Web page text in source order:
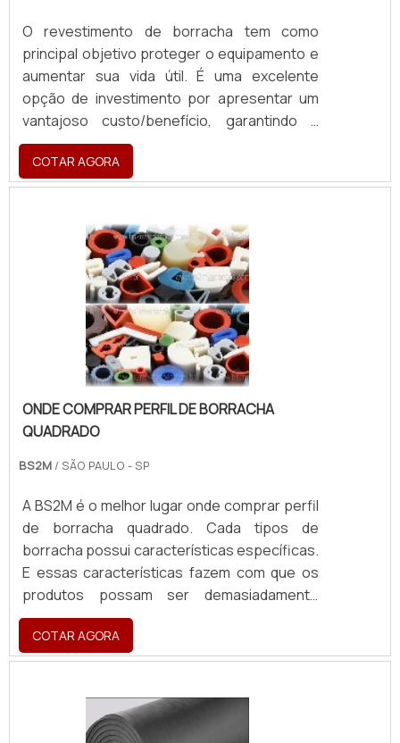
O revestimento de borracha tem como
principal objetivo proteger o equipamento e
aumentar sua vida útil. É uma excelente
opção de investimento por apresentar um
vantajoso custo/benefício, garantindo a
proteção e performance.
COTAR AGORA
ONDE COMPRAR PERFIL DE BORRACHA
QUADRADO
BS2M / SÃO PAULO - SP
A BS2M é o melhor lugar onde comprar perfil
de borracha quadrado. Cada tipos de
borracha possui características específicas.
E essas características fazem com que os
produtos possam ser demasiadamente
flexíveis na aplicação, sendo aplicável em um
grande número de
finalidades.CARACTERÍSTICAS DO
técnicas próprias para atender as mais
diversas necessidades de mercado. Existem
COTAR AGORA